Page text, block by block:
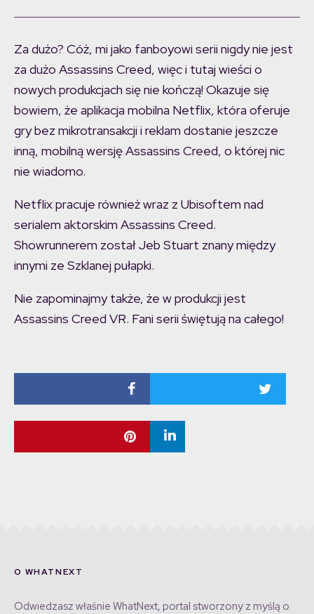
Za dużo? Cóż, mi jako fanboyowi serii nigdy nie jest
za dużo Assassins Creed, więc i tutaj wieści o
nowych produkcjach się nie kończą! Okazuje się
bowiem, że aplikacja mobilna Netflix, która oferuje
gry bez mikrotransakcji i reklam dostanie jeszcze
inną, mobilną wersję Assassins Creed, o której nic
nie wiadomo.
Netflix pracuje również wraz z Ubisoftem nad
serialem aktorskim Assassins Creed.
Showrunnerem został Jeb Stuart znany między
innymi ze Szklanej pułapki.
Nie zapominajmy także, że w produkcji jest
Assassins Creed VR. Fani serii świętują na całego!
O WHATNEXT
Odwiedzasz właśnie WhatNext, portal stworzony z myślą o